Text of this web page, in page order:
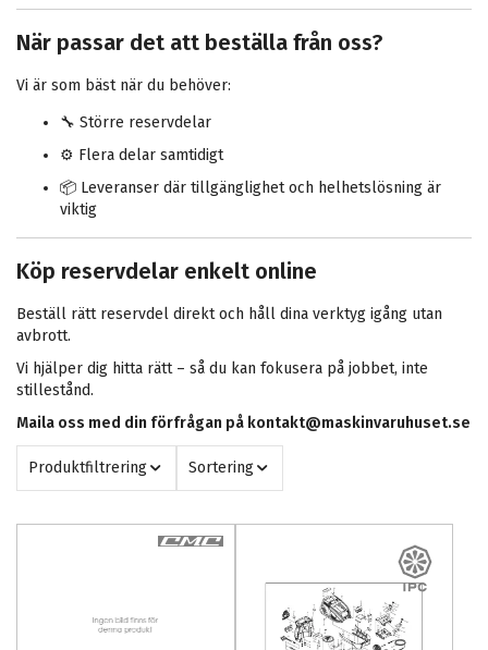
När passar det att beställa från oss?
Vi är som bäst när du behöver:
🔧 Större reservdelar
⚙️ Flera delar samtidigt
📦 Leveranser där tillgänglighet och helhetslösning är
viktig
Köp reservdelar enkelt online
Beställ rätt reservdel direkt och håll dina verktyg igång utan
avbrott.
Vi hjälper dig hitta rätt – så du kan fokusera på jobbet, inte
stillestånd.
Maila oss med din förfrågan på kontakt@maskinvaruhuset.se
Produktfiltrering Sortering